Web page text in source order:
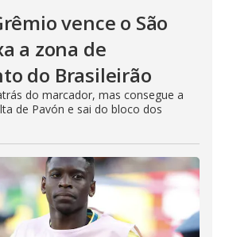
vence o São
a zona de
do Brasileirão
do marcador, mas consegue a
de Pavón e sai do bloco dos